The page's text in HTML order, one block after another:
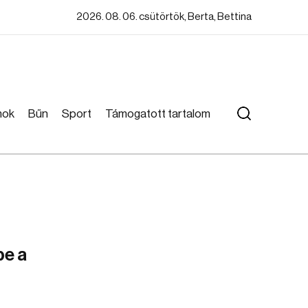
2026. 08. 06. csütörtök, Berta, Bettina
Bűn Sport Támogatott tartalom
a